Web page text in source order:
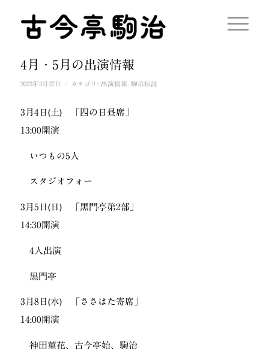
4月・5月の出演情報
2023年2月27日 / カテゴリ: 出演情報 駒治伝説
3月4日(土) 「四の日昼席」
13:00開演
いつもの5人
スタジオフォー
3月5日(日) 「黒門亭第2部」
14:30開演
4人出演
黒門亭
3月8日(水) 「ささはた寄席」
14:00開演
神田菫花、古今亭始、駒治